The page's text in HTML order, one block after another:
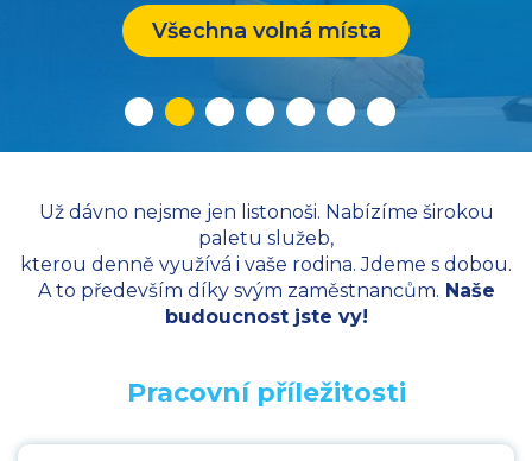
Všechna volná místa
Všechna volná místa
Všechna volná místa
Všechna volná místa
Všechna volná místa
Všechna volná místa
Všechna volná místa
Už dávno nejsme jen listonoši. Nabízíme širokou
paletu služeb,
kterou denně využívá i vaše rodina. Jdeme s dobou.
A to především díky svým zaměstnancům. Naše
budoucnost jste vy!
Pracovní příležitosti